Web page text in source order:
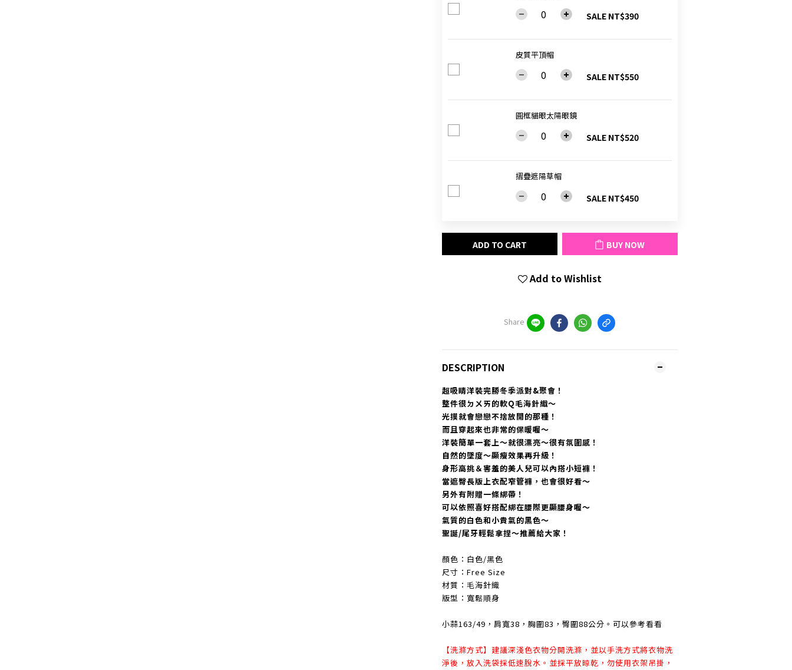
SALE NT$390
皮質平頂帽
SALE NT$550
圓框貓眼太陽眼鏡
SALE NT$520
摺疊遮陽草帽
SALE NT$450
ADD TO CART BUY NOW
Add to Wishlist
Share
DESCRIPTION
超吸睛洋裝完勝冬季派對&聚會！
整件很ㄉㄨㄞ的軟Q毛海針織～
光摸就會戀戀不捨放開的那種！
而且穿起來也非常的保暖喔～
洋裝簡單一套上～就很漂亮～很有氛圍感！
自然的墜度～顯瘦效果再升級！
身形高挑＆害羞的美人兒可以內搭小短褲！
當遮臀長版上衣配窄管褲，也會很好看～
另外有附贈一條綁帶！
可以依照喜好搭配綁在腰際更顯腰身喔～
氣質的白色和小貴氣的黑色～
聖誕/尾牙輕鬆拿捏～推薦給大家！
顏色：白色/黑色
尺寸：Free Size
材質：毛海針織
版型：寬鬆順身
小蒜163/49，肩寬38，胸圍83，臀圍88公分。可以參考看看
【洗滌方式】建議深淺色衣物分開洗滌，並以手洗方式將衣物洗
淨後，放入洗袋採低速脫水。並採平放晾乾，勿使用衣架吊掛，